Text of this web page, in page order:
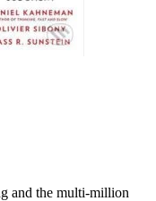
and the multi-million